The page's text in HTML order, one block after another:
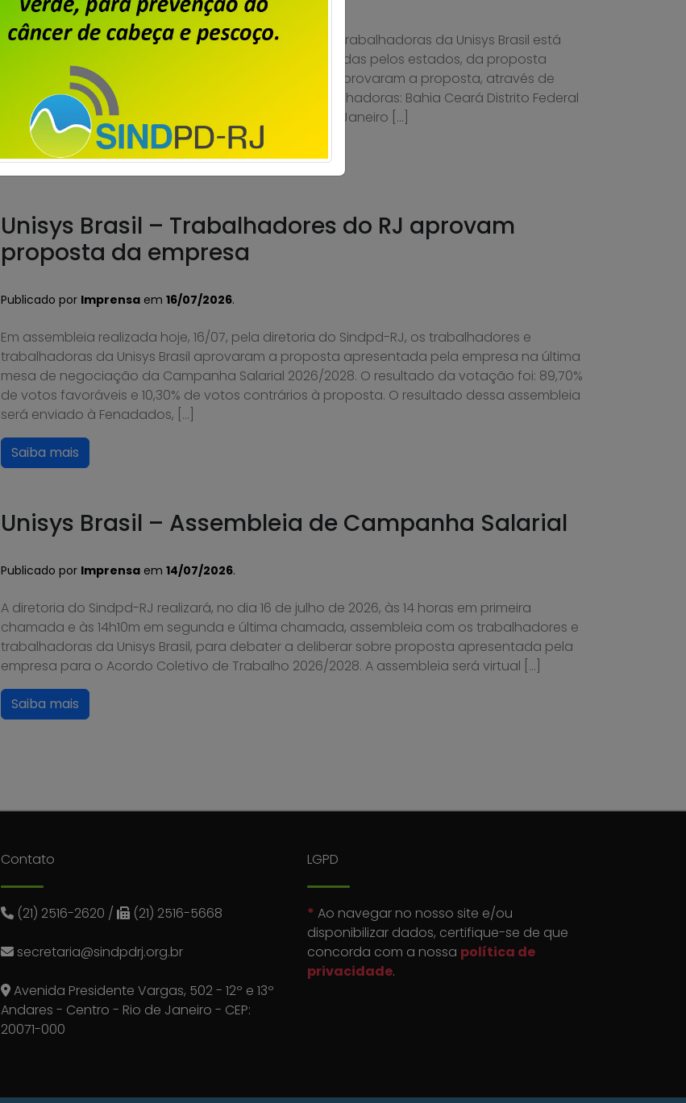
A Campanha Salarial 2026/2028 dos trabalhadores e trabalhadoras da Unisys Brasil está
encerrada, com a aprovação, em assembleias realizadas pelos estados, da proposta
apresentada pela empresa. Confira os estados que aprovaram a proposta, através de
assembleias realizadas com os trabalhadores e trabalhadoras: Bahia Ceará Distrito Federal
Espírito Santo Goiás Minas Gerais Pernambuco Rio de Janeiro […]
Saiba mais
Unisys Brasil – Trabalhadores do RJ aprovam
proposta da empresa
Publicado por Imprensa em 16/07/2026.
Em assembleia realizada hoje, 16/07, pela diretoria do Sindpd-RJ, os trabalhadores e
trabalhadoras da Unisys Brasil aprovaram a proposta apresentada pela empresa na última
mesa de negociação da Campanha Salarial 2026/2028. O resultado da votação foi: 89,70%
de votos favoráveis e 10,30% de votos contrários à proposta. O resultado dessa assembleia
será enviado à Fenadados, […]
Saiba mais
Unisys Brasil – Assembleia de Campanha Salarial
Publicado por Imprensa em 14/07/2026.
A diretoria do Sindpd-RJ realizará, no dia 16 de julho de 2026, às 14 horas em primeira
chamada e às 14h10m em segunda e última chamada, assembleia com os trabalhadores e
trabalhadoras da Unisys Brasil, para debater a deliberar sobre proposta apresentada pela
empresa para o Acordo Coletivo de Trabalho 2026/2028. A assembleia será virtual […]
Saiba mais
Contato
(21) 2516-2620 / (21) 2516-5668
secretaria@sindpdrj.org.br
Avenida Presidente Vargas, 502 - 12º e 13º
Andares - Centro - Rio de Janeiro - CEP:
20071-000
LGPD
* Ao navegar no nosso site e/ou
disponibilizar dados, certifique-se de que
concorda com a nossa política de
privacidade.